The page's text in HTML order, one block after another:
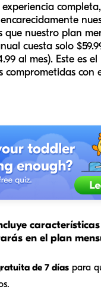
completa,
que nuestro plan
cuesta solo
al mes). Este es
comprometidas con
en el plan
de 7 días para